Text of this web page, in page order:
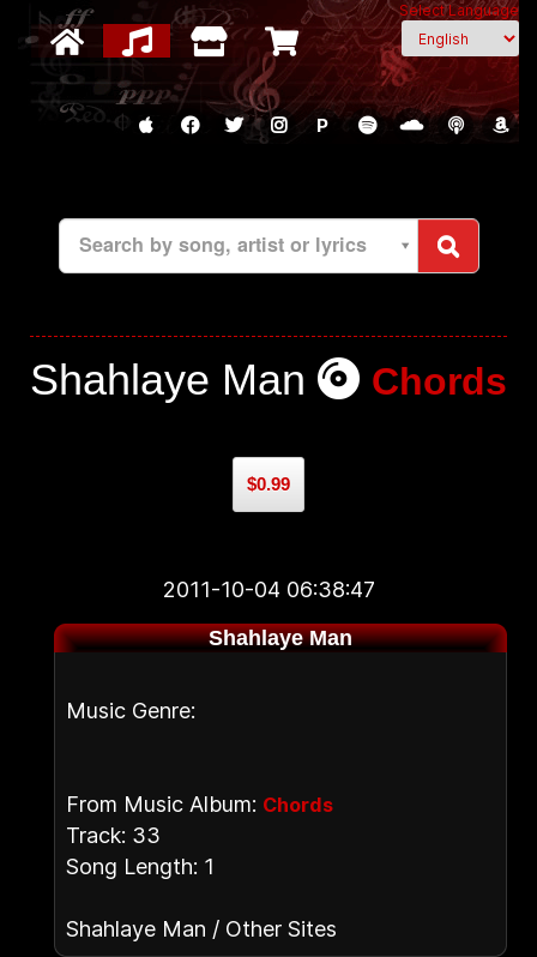
Select Language
P
Search by song, artist or lyrics
Shahlaye Man Chords
$0.99
2011-10-04 06:38:47
Shahlaye Man
Music Genre:
From Music Album: Chords
Track: 33
Song Length: 1
Shahlaye Man / Other Sites